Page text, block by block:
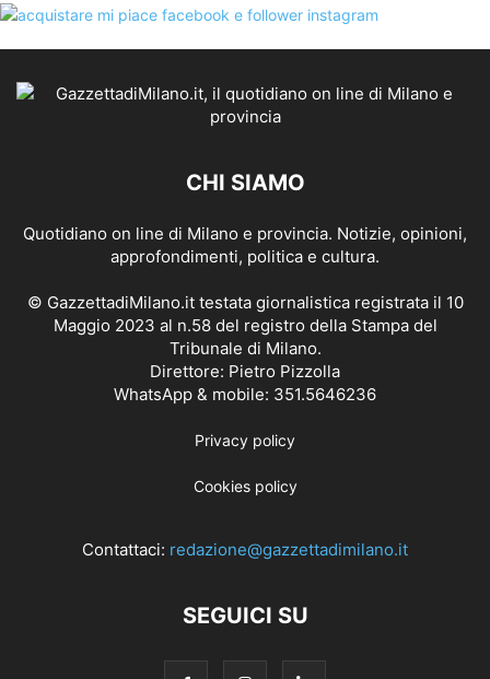
CHI SIAMO
Quotidiano on line di Milano e provincia. Notizie, opinioni,
approfondimenti, politica e cultura.
© GazzettadiMilano.it testata giornalistica registrata il 10
Maggio 2023 al n.58 del registro della Stampa del
Tribunale di Milano.
Direttore: Pietro Pizzolla
WhatsApp & mobile: 351.5646236
Privacy policy
Cookies policy
Contattaci: redazione@gazzettadimilano.it
SEGUICI SU